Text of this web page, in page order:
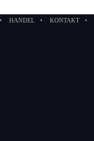
HANDEL KONTAKT